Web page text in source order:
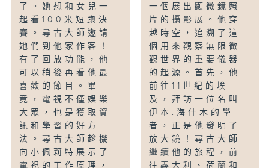
了。她想和女兒一
起看100米短跑決
賽。尋古大師邀請
她們到他家作客！
有了回放功能，他
可以稍後再看他最
喜歡的節目。畢
竟，電視不僅娛樂
大眾，也是獲取資
訊和學習的好方
法。尋古大師趁機
向小佩莉特展示了
電視的工作原理，
一個展出顯微鏡照
片的攝影展。他穿
越時空，追溯了這
個用來觀察無限微
觀世界的重要儀器
的起源。首先，他
前往11世紀的埃
及，拜訪一位名叫
伊本.海什木的學
者，正是他發明了
放大鏡！尋古大師
繼續他的旅程，前
往義大利、荷蘭和